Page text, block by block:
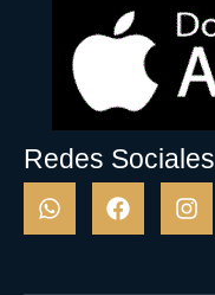
Redes Sociales